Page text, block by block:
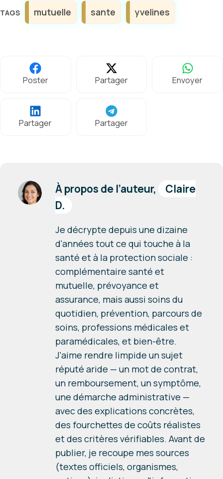
Étiquettes
mutuelle sante yvelines
Poster Partager Envoyer
Partager Partager
À propos de l’auteur,
Claire
D.
Je décrypte depuis une dizaine
d'années tout ce qui touche à la
santé et à la protection sociale :
complémentaire santé et
mutuelle, prévoyance et
assurance, mais aussi soins du
quotidien, prévention, parcours de
soins, professions médicales et
paramédicales, et bien-être.
J'aime rendre limpide un sujet
réputé aride — un mot de contrat,
un remboursement, un symptôme,
une démarche administrative —
avec des explications concrètes,
des fourchettes de coûts réalistes
et des critères vérifiables. Avant de
publier, je recoupe mes sources
(textes officiels, organismes,